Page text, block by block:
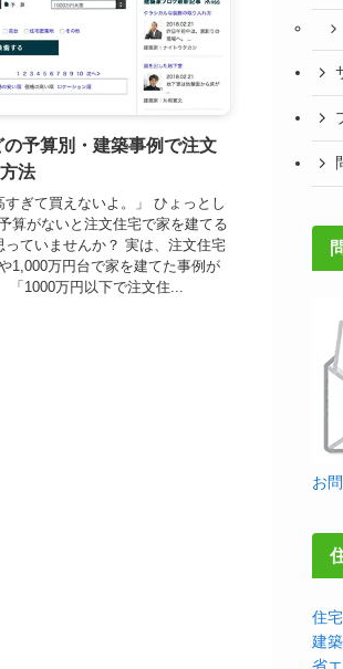
予算別・建築事例で注文
法
すぎて買えないよ。」 ひょっとし
算がないと注文住宅で家を建てる
っていませんか？ 実は、注文住宅
1,000万円台で家を建てた事例が
「1000万円以下で注文住...
お
住
建
省